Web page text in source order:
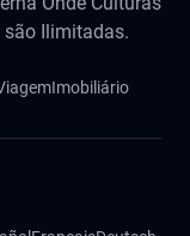
são Ilimitadas.
Imobiliário